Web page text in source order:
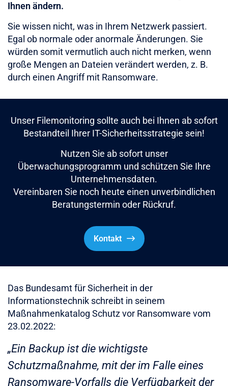
Ihnen ändern.
Sie wissen nicht, was in Ihrem Netzwerk passiert.
Egal ob normale oder anormale Änderungen. Sie
würden somit vermutlich auch nicht merken, wenn
große Mengen an Dateien verändert werden, z. B.
durch einen Angriff mit Ransomware.
Unser Filemonitoring sollte auch bei Ihnen ab sofort
Bestandteil Ihrer IT-Sicherheitsstrategie sein!
Nutzen Sie ab sofort unser
Überwachungsprogramm und schützen Sie Ihre
Unternehmensdaten.
Vereinbaren Sie noch heute einen unverbindlichen
Beratungstermin oder Rückruf.
Kontakt
Das Bundesamt für Sicherheit in der
Informationstechnik schreibt in seinem
Maßnahmenkatalog Schutz vor Ransomware vom
23.02.2022:
„Ein Backup ist die wichtigste
Schutzmaßnahme, mit der im Falle eines
Ransomware-Vorfalls die Verfügbarkeit der